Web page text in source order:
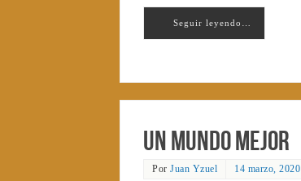
Seguir leyendo…
Un mundo mejor
Por Juan Yzuel 14 marzo, 2020